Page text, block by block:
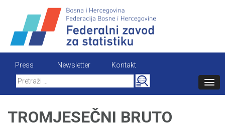
content
Press Newsletter
Kontakt
Search
for:
TROMJESEČNI BRUTO